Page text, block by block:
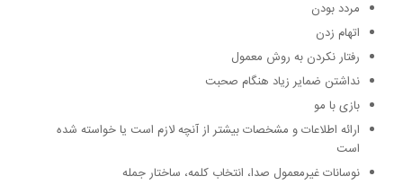
مردد بودن
اتهام زدن
رفتار نکردن به روش معمول
نداشتن ضمایر زیاد هنگام صحبت
بازی با مو
ارائه اطلاعات و مشخصات بیشتر از آنچه لازم است یا خواسته شده
است
نوسانات غیرمعمول صدا، انتخاب کلمه، ساختار جمله